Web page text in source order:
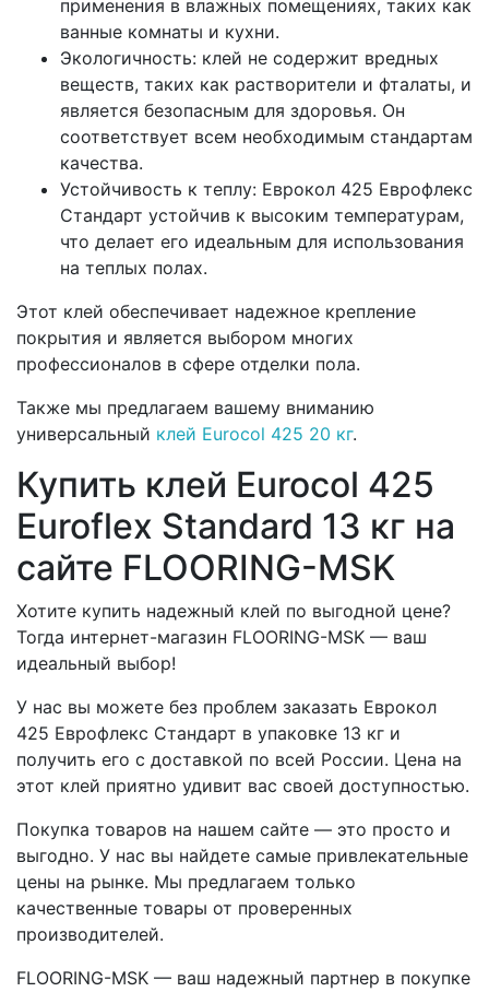
применения в влажных помещениях, таких как
ванные комнаты и кухни.
Экологичность: клей не содержит вредных
веществ, таких как растворители и фталаты, и
является безопасным для здоровья. Он
соответствует всем необходимым стандартам
качества.
Устойчивость к теплу: Еврокол 425 Еврофлекс
Стандарт устойчив к высоким температурам,
что делает его идеальным для использования
на теплых полах.
Этот клей обеспечивает надежное крепление
покрытия и является выбором многих
профессионалов в сфере отделки пола.
Также мы предлагаем вашему вниманию
универсальный клей Eurocol 425 20 кг.
Купить клей Eurocol 425
Euroflex Standard 13 кг на
сайте FLOORING-MSK
Хотите купить надежный клей по выгодной цене?
Тогда интернет-магазин FLOORING-MSK — ваш
идеальный выбор!
У нас вы можете без проблем заказать Еврокол
425 Еврофлекс Стандарт в упаковке 13 кг и
получить его с доставкой по всей России. Цена на
этот клей приятно удивит вас своей доступностью.
Покупка товаров на нашем сайте — это просто и
выгодно. У нас вы найдете самые привлекательные
цены на рынке. Мы предлагаем только
качественные товары от проверенных
производителей.
FLOORING-MSK — ваш надежный партнер в покупке